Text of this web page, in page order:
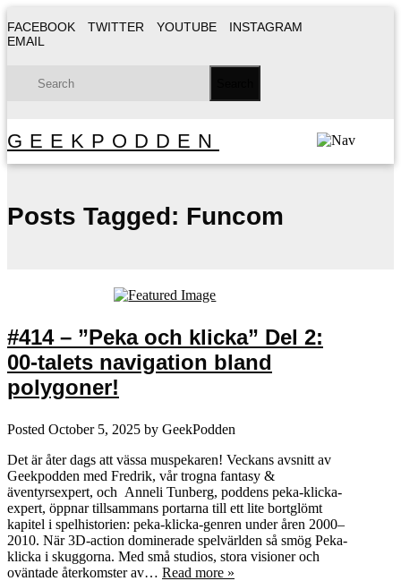
FACEBOOK TWITTER YOUTUBE
INSTAGRAM
EMAIL
GEEKPODDEN
Posts Tagged: Funcom
#414 – ”Peka och klicka” Del 2:
00-talets navigation bland
polygoner!
Posted October 5, 2025 by GeekPodden
Det är åter dags att vässa muspekaren! Veckans avsnitt av
Geekpodden med Fredrik, vår trogna fantasy &
äventyrsexpert, och Anneli Tunberg, poddens peka-klicka-
expert, öppnar tillsammans portarna till ett lite bortglömt
kapitel i spelhistorien: peka-klicka-genren under åren 2000–
2010. När 3D-action dominerade spelvärlden så smög Peka-
klicka i skuggorna. Med små studios, stora visioner och
oväntade återkomster av… Read more »